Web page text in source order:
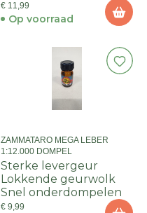
€ 11,99
Op voorraad
ZAMMATARO MEGA LEBER
1:12.000 DOMPEL
Sterke levergeur
Lokkende geurwolk
Snel onderdompelen
€ 9,99